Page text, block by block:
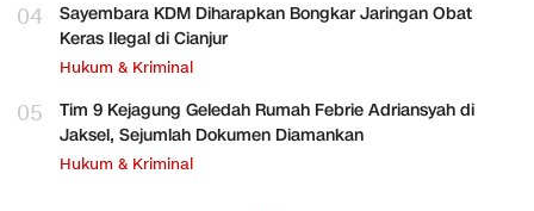
04
Sayembara KDM Diharapkan Bongkar Jaringan Obat
Keras Ilegal di Cianjur
Hukum & Kriminal
05
Tim 9 Kejagung Geledah Rumah Febrie Adriansyah di
Jaksel, Sejumlah Dokumen Diamankan
Hukum & Kriminal